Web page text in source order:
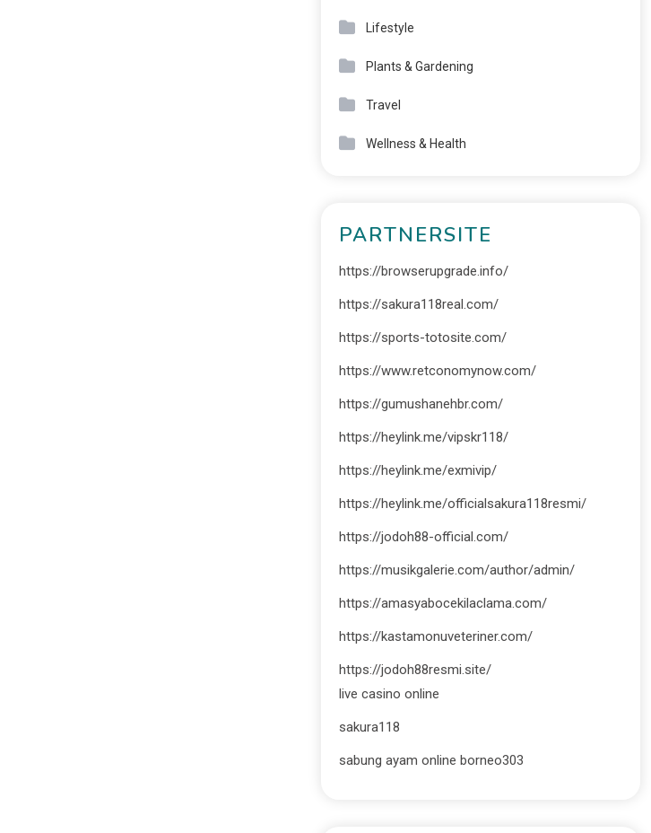
Lifestyle
Plants & Gardening
Travel
Wellness & Health
PARTNERSITE
https://browserupgrade.info/
https://sakura118real.com/
https://sports-totosite.com/
https://www.retconomynow.com/
https://gumushanehbr.com/
https://heylink.me/vipskr118/
https://heylink.me/exmivip/
https://heylink.me/officialsakura118resmi/
https://jodoh88-official.com/
https://musikgalerie.com/author/admin/
https://amasyabocekilaclama.com/
https://kastamonuveteriner.com/
https://jodoh88resmi.site/
live casino online
sakura118
sabung ayam online borneo303